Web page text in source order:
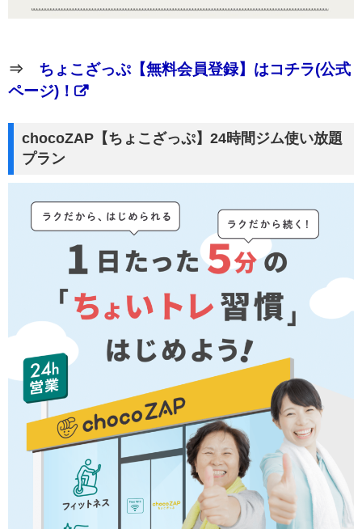
⇒ ちょこざっぷ【無料会員登録】はコチラ(公式
ページ)！
chocoZAP【ちょこざっぷ】24時間ジム使い放題
プラン